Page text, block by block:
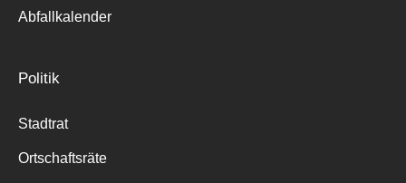
Abfallkalender
Politik
Stadtrat
Ortschaftsräte